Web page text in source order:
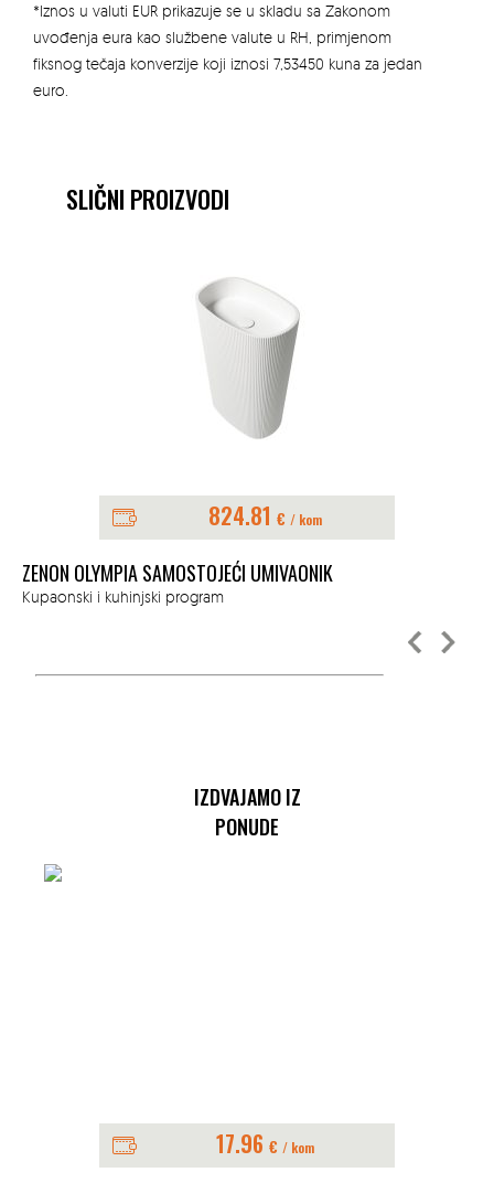
*Iznos u valuti EUR prikazuje se u skladu sa Zakonom
uvođenja eura kao službene valute u RH, primjenom
fiksnog tečaja konverzije koji iznosi 7,53450 kuna za jedan
euro.
SLIČNI PROIZVODI
824.81 € / kom
ZENON OLYMPIA SAMOSTOJEĆI UMIVAONIK
Kupaonski i kuhinjski program
IZDVAJAMO IZ
PONUDE
17.96 € / kom